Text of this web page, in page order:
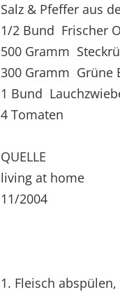
Salz & Pfeffer aus
1/2 Bund Frischer
500 Gramm
300 Gramm Grüne
1 Bund
4 Tomaten
QUELLE
living at home
11/2004
1. Fleisch